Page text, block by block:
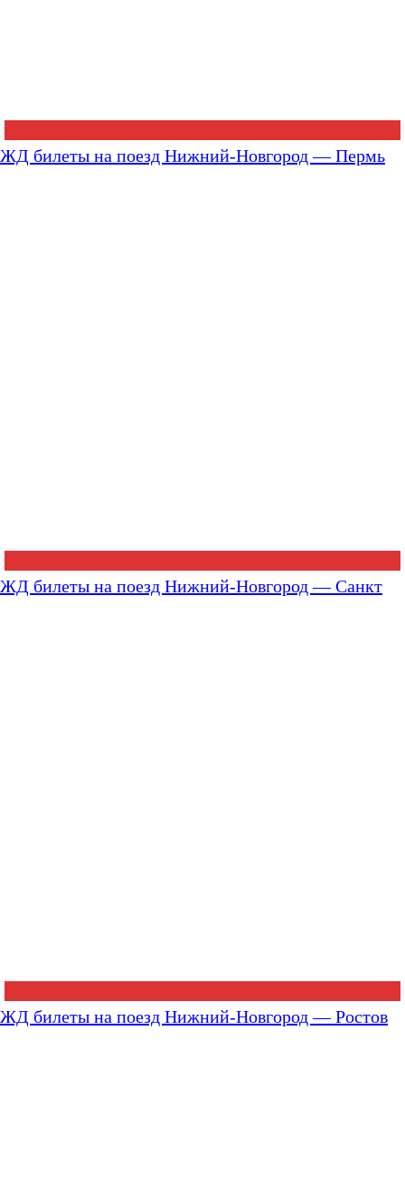
ЖД билеты на поезд Нижний-Новгород — Пермь
ЖД билеты на поезд Нижний-Новгород — Санкт
ЖД билеты на поезд Нижний-Новгород — Ростов